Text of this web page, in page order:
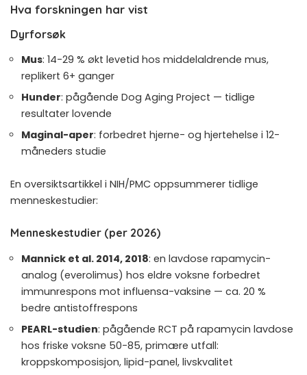
Hva forskningen har vist
Dyrforsøk
Mus: 14-29 % økt levetid hos middelaldrende mus,
replikert 6+ ganger
Hunder: pågående Dog Aging Project — tidlige
resultater lovende
Maginal-aper: forbedret hjerne- og hjertehelse i 12-
måneders studie
En oversiktsartikkel i NIH/PMC oppsummerer tidlige
menneskestudier:
Menneskestudier (per 2026)
Mannick et al. 2014, 2018: en lavdose rapamycin-
analog (everolimus) hos eldre voksne forbedret
immunrespons mot influensa-vaksine — ca. 20 %
bedre antistoffrespons
PEARL-studien: pågående RCT på rapamycin lavdose
hos friske voksne 50-85, primære utfall:
kroppskomposisjon, lipid-panel, livskvalitet